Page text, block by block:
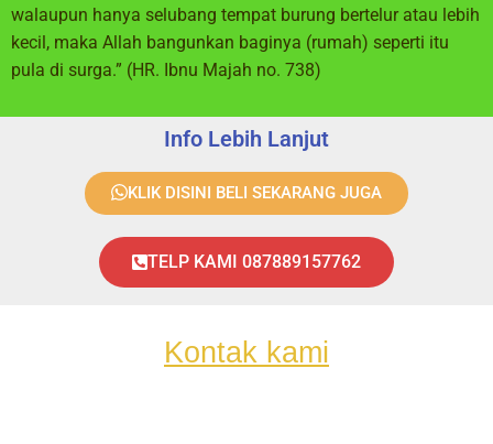
walaupun hanya selubang tempat burung bertelur atau lebih
kecil, maka Allah bangunkan baginya (rumah) seperti itu
pula di surga.” (HR. Ibnu Majah no. 738)
Info Lebih Lanjut
KLIK DISINI BELI SEKARANG JUGA
TELP KAMI 087889157762
Kontak kami